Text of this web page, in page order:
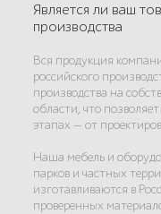
Является ли ваш
производства
Вся продукция
российского
производства на
области, что
этапах — от
Наша мебель и
парков и частных
изготавливаются в
проверенных